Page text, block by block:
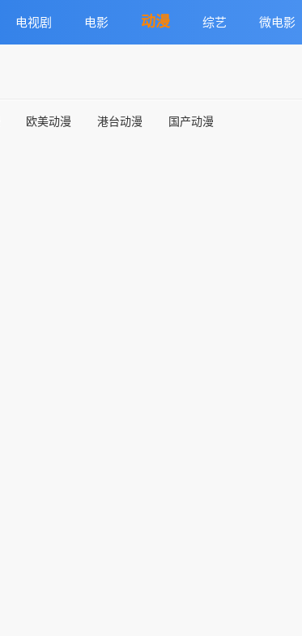
电视剧 电影 动漫 综艺 微电影
欧美动漫 港台动漫 国产动漫